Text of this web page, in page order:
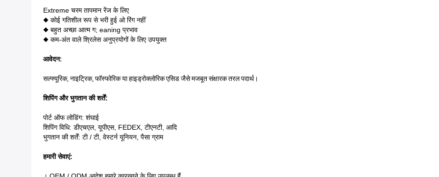
Extreme चरम तापमान रेंज के लिए
◆ कोई गतिशील रूप से भरी हुई ओ रिंग नहीं
◆ बहुत अच्छा आत्म ग; eaning प्रभाव
◆ कम-अंत वाले श्रिलेस अनुप्रयोगों के लिए उपयुक्त
आवेदन:
सल्फ्यूरिक, नाइट्रिक, फॉस्फोरिक या हाइड्रोक्लोरिक एसिड जैसे मजबूत संक्षारक तरल पदार्थ।
शिपिंग और भुगतान की शर्तें:
पोर्ट ऑफ लोडिंग: शंघाई
शिपिंग विधि: डीएचएल, यूपीएस, FEDEX, टीएनटी, आदि
भुगतान की शर्तें: टी / टी, वेस्टर्न यूनियन, पैसा ग्राम
हमारी सेवाएं: